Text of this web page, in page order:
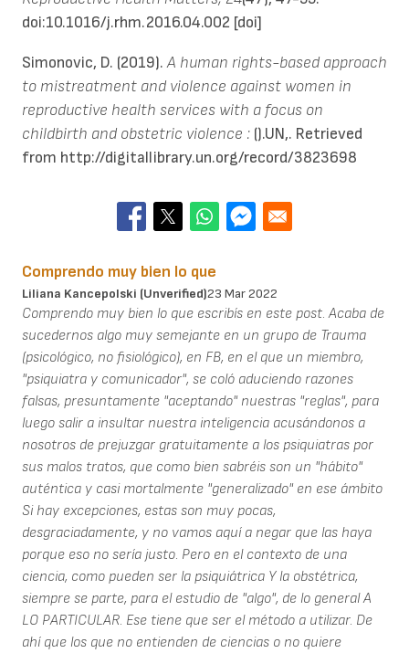
doi:10.1016/j.rhm.2016.04.002 [doi]
Simonovic, D. (2019).A human rights-based approach
to mistreatment and violence against women in
reproductive health services with a focus on
childbirth and obstetric violence : ().UN,. Retrieved
from http://digitallibrary.un.org/record/3823698
Comprendo muy bien lo que
Liliana Kancepolski (unverified)23 Mar 2022
Comprendo muy bien lo que escribís en este post. Acaba de
sucedernos algo muy semejante en un grupo de Trauma
(psicológico, no fisiológico), en FB, en el que un miembro,
"psiquiatra y comunicador", se coló aduciendo razones
falsas, presuntamente "aceptando" nuestras "reglas", para
luego salir a insultar nuestra inteligencia acusándonos a
nosotros de prejuzgar gratuitamente a los psiquiatras por
sus malos tratos, que como bien sabréis son un "hábito"
auténtica y casi mortalmente "generalizado" en ese ámbito
Si hay excepciones, estas son muy pocas,
desgraciadamente, y no vamos aquí a negar que las haya
porque eso no sería justo. Pero en el contexto de una
ciencia, como pueden ser la psiquiátrica Y la obstétrica,
siempre se parte, para el estudio de "algo", de lo general A
LO PARTICULAR. Ese tiene que ser el método a utilizar. De
ahí que los que no entienden de ciencias o no quiere